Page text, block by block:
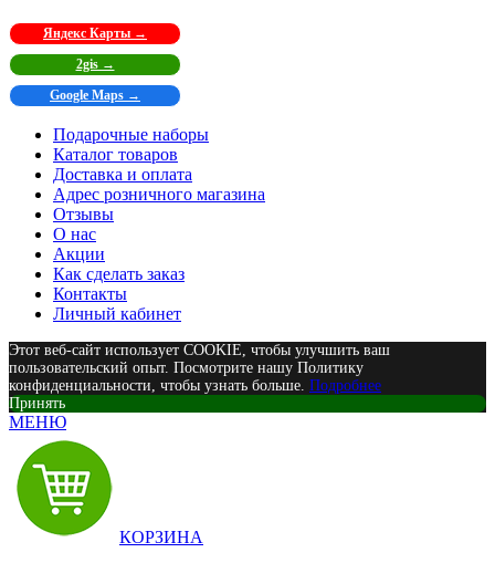
Яндекс Карты →
2gis →
Google Maps →
Подарочные наборы
Каталог товаров
Доставка и оплата
Адрес розничного магазина
Отзывы
О нас
Акции
Как сделать заказ
Контакты
Личный кабинет
Этот веб-сайт использует COOKIE, чтобы улучшить ваш
пользовательский опыт. Посмотрите нашу Политику
конфиденциальности, чтобы узнать больше. Подробнее
Принять
МЕНЮ
КОРЗИНА